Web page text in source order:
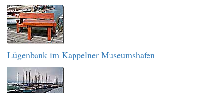
Lügenbank im Kappelner Museumshafen